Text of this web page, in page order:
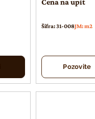
Cena na upit
Šifra: 31-008JM: m2
Pozovite